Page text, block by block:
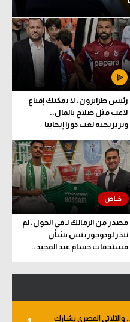
رئيس طرابزون: لا يمكنك إقناع
لاعب مثل صلاح بالمال..
وتريزيجيه لعب دورا إيجابيا
مصدر من الزمالك لـ في الجول: لم
ننذر لودوجوريتس بشأن
مستحقات حسام عبد المجيد..
خبر في الجول - الأهلي يبدأ من دور الـ 32.. والثلاثي المصري يشارك